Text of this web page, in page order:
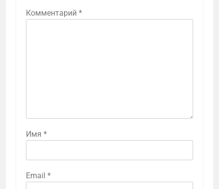
Комментарий *
Имя *
Email *